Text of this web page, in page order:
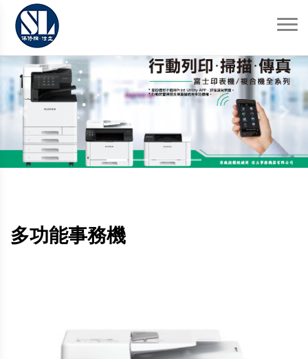
Previous Next
多功能事務機